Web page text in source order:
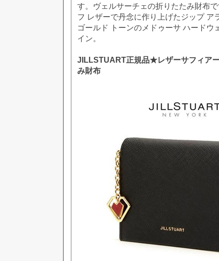
す。ヴェルサーチェの折りたたみ財布
フ レザーで丹念に作り上げたジップ ア
ゴールド トーンのメドゥーサ ハードウ
イン。
JILLSTUART正規品★レザーサフィア
み財布